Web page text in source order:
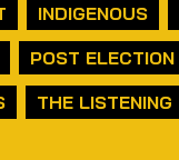
INDIGENOUS
POST ELECTION
THE LISTENING